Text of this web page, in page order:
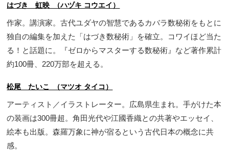
はづき 虹映 （ハヅキ コウエイ）
作家。講演家。古代ユダヤの智慧であるカバラ数秘術をもとに
独自の編集を加えた「はづき数秘術」を確立。コワイほど当た
る！と話題に。『ゼロからマスターする数秘術』など著作累計
約100冊、220万部を超える。
松尾 たいこ （マツオ タイコ）
アーティスト／イラストレーター。広島県生まれ。手がけた本
の装画は300冊超。角田光代や江國香織との共著やエッセイ、
絵本も出版。森羅万象に神が宿るという古代日本の概念に共
感。